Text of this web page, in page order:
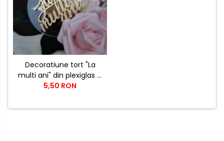
Decoratiune tort "La
multi ani" din plexiglas si
lemn
5,50 RON